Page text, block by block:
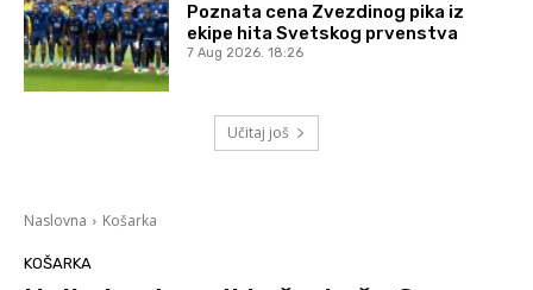
Poznata cena Zvezdinog pika iz
ekipe hita Svetskog prvenstva
7 Aug 2026. 18:26
Učitaj još